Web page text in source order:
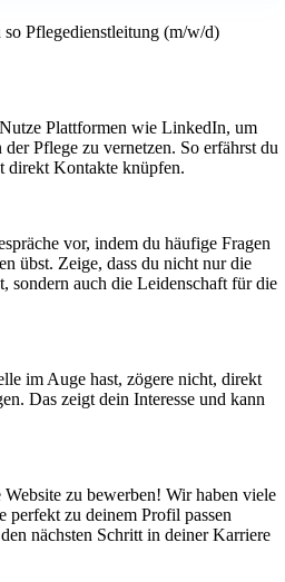
Pflegedienstleitung (m/w/d)
Plattformen wie LinkedIn, um
Pflege zu vernetzen. So erfährst du
direkt Kontakte knüpfen.
vor, indem du häufige Fragen
übst. Zeige, dass du nicht nur die
sondern auch die Leidenschaft für die
im Auge hast, zögere nicht, direkt
Das zeigt dein Interesse und kann
zu bewerben! Wir haben viele
perfekt zu deinem Profil passen
nächsten Schritt in deiner Karriere